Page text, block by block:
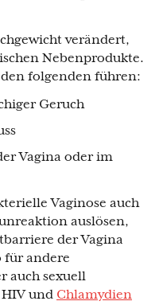
verändert,
Nebenprodukte.
folgenden führen:
Geruch
Vagina oder im
Vaginose auch
auslösen,
der Vagina
für andere
auch sexuell
und Chlamydien